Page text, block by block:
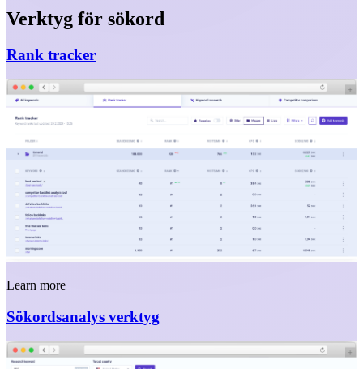
Verktyg för sökord
Rank tracker
Learn more
Sökordsanalys verktyg